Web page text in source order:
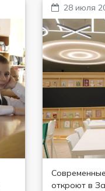
28 июля
откроют в